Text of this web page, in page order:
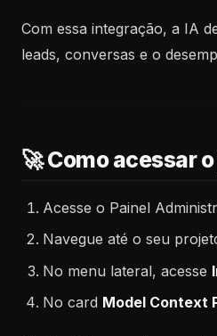
Com essa integração, a IA
leads, conversas e o
🚀 Como acessar
Acesse o Painel
Navegue até o seu
No menu lateral, acesse
No card Model Context